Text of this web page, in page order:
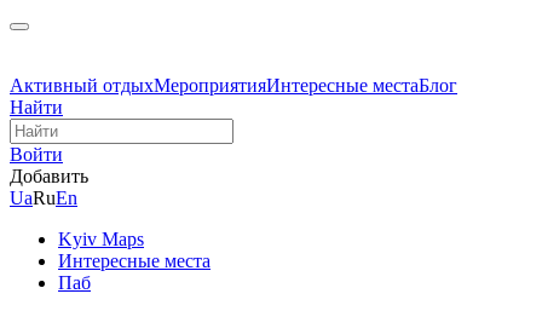
Активный отдыхМероприятияИнтересные местаБлог
Найти
Войти
Добавить
UaRuEn
Kyiv Maps
Интересные места
Паб